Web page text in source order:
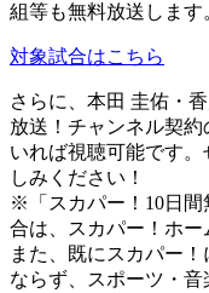
組等も無料放送します
対象試合はこちら
さらに、本田 圭佑・
放送！チャンネル契
いれば視聴可能です
しみください！
※「スカパー！10日間
合は、スカパー！ホー
また、既にスカパー
ならず、スポーツ・